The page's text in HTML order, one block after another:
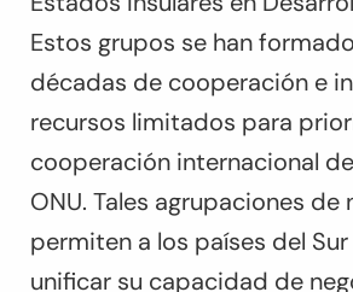
Estos grupos se han
décadas de cooperación e
recursos limitados para
cooperación internacional
ONU. Tales agrupaciones de
permiten a los países del
unificar su capacidad de